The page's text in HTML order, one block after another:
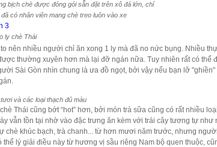
bịch chè được đóng gói sẵn đặt trên xô đá lớn, chỉ
có nhân viên mang chè treo luôn vào xe
ly chè Thái
nên nhiều người chỉ ăn xong 1 ly mà đã no nức bụng. Nhiều
thường xuyên hơn mà lại đỡ ngán nữa. Tuy nhiên rất có thể
Sài Gòn nhìn chung là ưa đồ ngọt, bởi vậy nếu bạn lỡ "ghiền"
và các loại thạch đủ màu
Thái cũng bớt “hot” hơn, bởi món trà sữa cũng có rất nhiều
vẫn tồn tại nhờ vào đặc trưng ăn kèm với trái cây tương tự như
chè khúc bạch, trà chanh... từ hơn mươi năm trước, nhưng
thể lý giải điều này từ hương vị sầu riêng Nam bộ quen thuộc,